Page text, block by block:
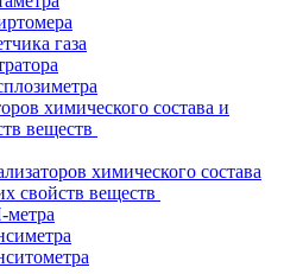
газа
химического состава и
веществ
химического состава
свойств веществ
метра